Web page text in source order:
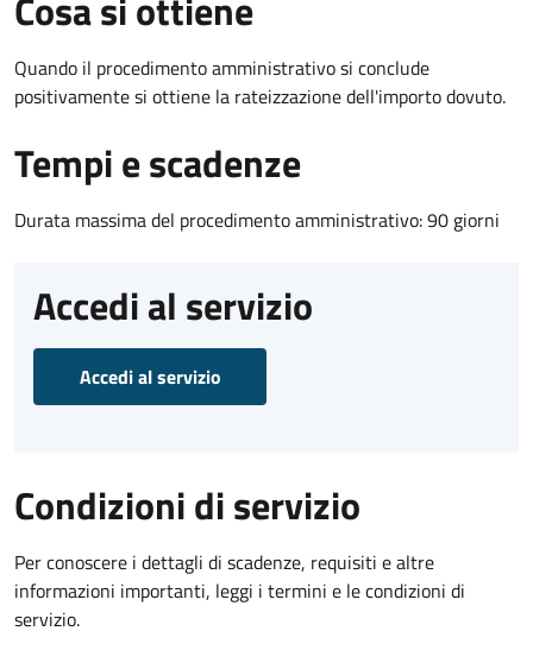
Quando il procedimento amministrativo si conclude
positivamente si ottiene la rateizzazione dell'importo dovuto.
Tempi e scadenze
Durata massima del procedimento amministrativo: 90 giorni
Accedi al servizio
Accedi al servizio
Condizioni di servizio
Per conoscere i dettagli di scadenze, requisiti e altre
informazioni importanti, leggi i termini e le condizioni di
servizio.